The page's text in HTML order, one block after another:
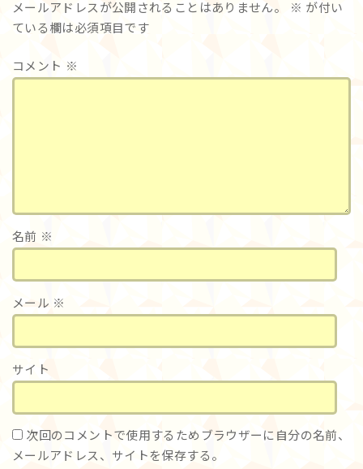
メールアドレスが公開されることはありません。 ※ が付い
ている欄は必須項目です
コメント ※
名前 ※
メール ※
サイト
次回のコメントで使用するためブラウザーに自分の名前、
メールアドレス、サイトを保存する。